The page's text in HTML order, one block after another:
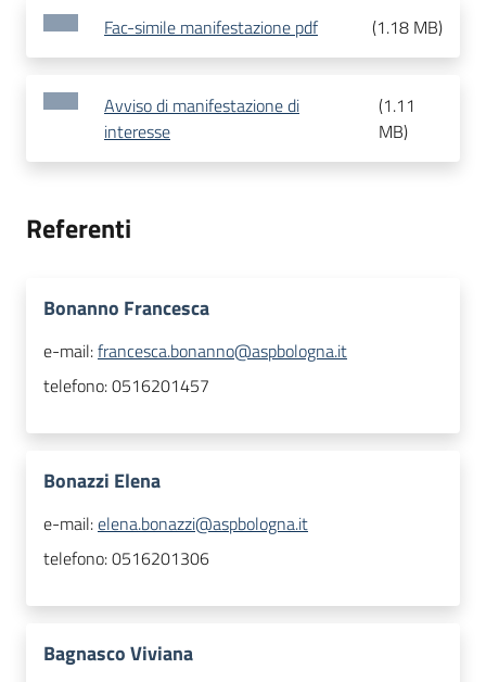
Fac-simile manifestazione pdf (1.18 MB)
Avviso di manifestazione di
interesse
(1.11
MB)
Referenti
Bonanno Francesca
e-mail:francesca.bonanno@aspbologna.it
telefono:0516201457
Bonazzi Elena
e-mail:elena.bonazzi@aspbologna.it
telefono:0516201306
Bagnasco Viviana